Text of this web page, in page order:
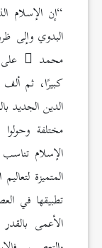
“إن
البدوي وإلى
محمد
كبيرًا، ثم
الدين
مختلفة
الإسلام
المتميزة
تطبيقها في
الأعمى